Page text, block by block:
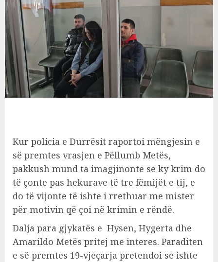
Kur policia e Durrësit raportoi mëngjesin e
së premtes vrasjen e Pëllumb Metës,
pakkush mund ta imagjinonte se ky krim do
të çonte pas hekurave të tre fëmijët e tij, e
do të vijonte të ishte i rrethuar me mister
për motivin që çoi në krimin e rëndë.
Dalja para gjykatës e Hysen, Hygerta dhe
Amarildo Metës pritej me interes. Paraditen
e së premtes 19-vjeçarja pretendoi se ishte